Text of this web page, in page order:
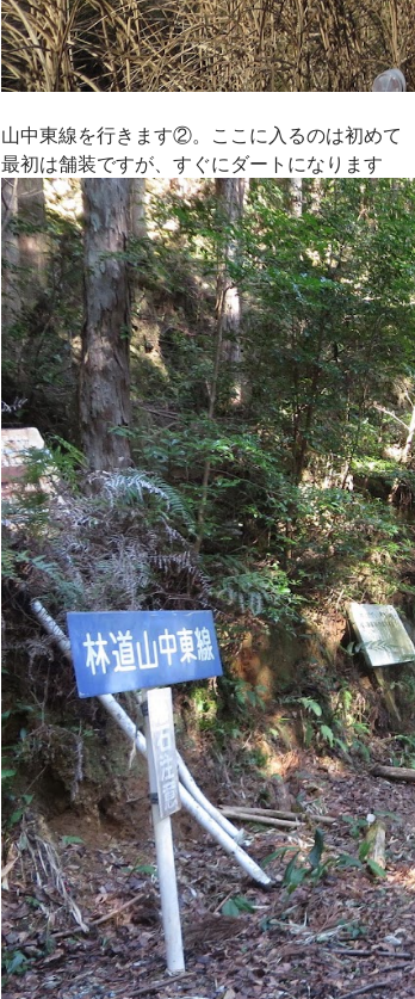
山中東線を行きます②。ここに入るのは初めて
最初は舗装ですが、すぐにダートになります